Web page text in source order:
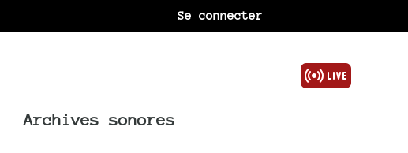
Se connecter
Archives sonores